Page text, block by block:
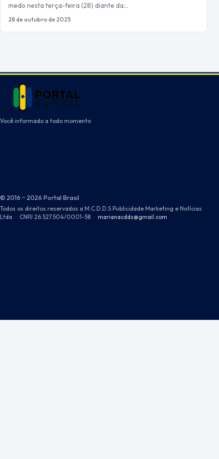
medo nesta terça-feira (28) diante da…
28 de outubro de 2025
Você informado a todo momento
© 2016 ~ 2026 Portal Brasil
Todos os direitos reservados a M.C.D.D.S Publicidade Marketing e Notícias
Ltda · CNPJ 26.527.504/0001-58 · marianacdds@gmail.com